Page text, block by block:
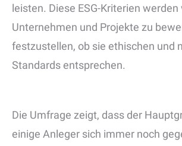
leisten. Diese ESG-Kriterien
Unternehmen und Projekte zu
festzustellen, ob sie ethischen und
Standards entsprechen.
Die Umfrage zeigt, dass der
einige Anleger sich immer noch